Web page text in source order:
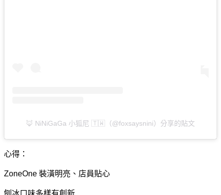
🦊 NiNiGaGa 小狐尼 🇹🇼（@foxsaysnini）分享的貼文
心得：
ZoneOne 裝潢明亮、店員貼心